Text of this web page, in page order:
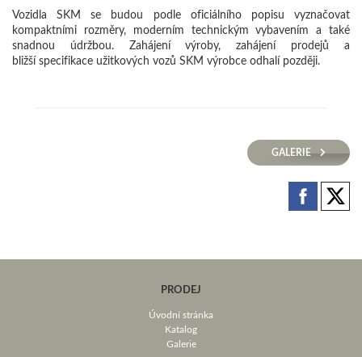
Vozidla SKM se budou podle oficiálního popisu vyznačovat
kompaktními rozměry, moderním technickým vybavením a také
snadnou údržbou. Zahájení výroby, zahájení prodejů a
bližší specifikace užitkových vozů SKM výrobce odhalí později.
GALERIE
PRODEJ
Úvodní stránka
Katalog
Galerie